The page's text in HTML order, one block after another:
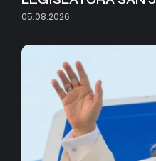
05.08.2026